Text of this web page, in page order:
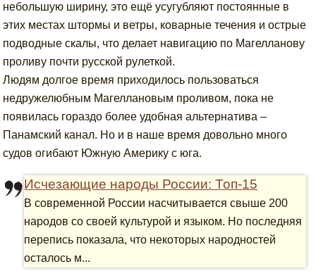
небольшую ширину, это ещё усугубляют постоянные в
этих местах штормы и ветры, коварные течения и острые
подводные скалы, что делает навигацию по Магелланову
проливу почти русской рулеткой.
Людям долгое время приходилось пользоваться
недружелюбным Магеллановым проливом, пока не
появилась гораздо более удобная альтернатива –
Панамский канал. Но и в наше время довольно много
судов огибают Южную Америку с юга.
Исчезающие народы России: Топ-15
В современной России насчитывается свыше 200
народов со своей культурой и языком. Но последняя
перепись показала, что некоторых народностей
осталось м...